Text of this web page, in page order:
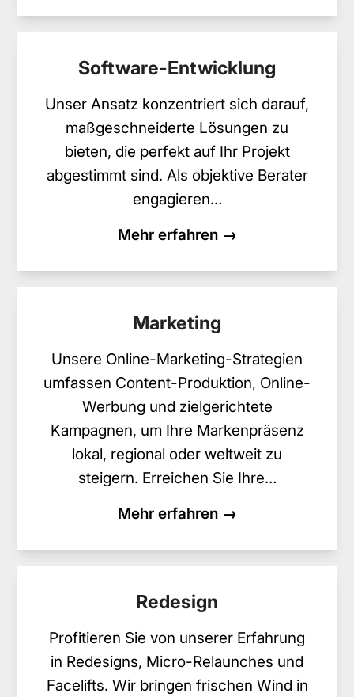
Software-Entwicklung
Unser Ansatz konzentriert sich darauf,
maßgeschneiderte Lösungen zu
bieten, die perfekt auf Ihr Projekt
abgestimmt sind. Als objektive Berater
engagieren…
Mehr erfahren →
Marketing
Unsere Online-Marketing-Strategien
umfassen Content-Produktion, Online-
Werbung und zielgerichtete
Kampagnen, um Ihre Markenpräsenz
lokal, regional oder weltweit zu
steigern. Erreichen Sie Ihre…
Mehr erfahren →
Redesign
Profitieren Sie von unserer Erfahrung
in Redesigns, Micro-Relaunches und
Facelifts. Wir bringen frischen Wind in